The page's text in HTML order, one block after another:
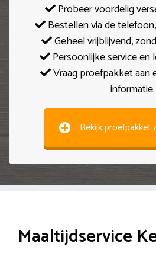
Probeer voordelig
Bestellen via de
Geheel vrijblijvend,
Persoonlijke service en
Vraag proefpakket aan
informatie.
Bekijk proefpakket
Maaltijdservice